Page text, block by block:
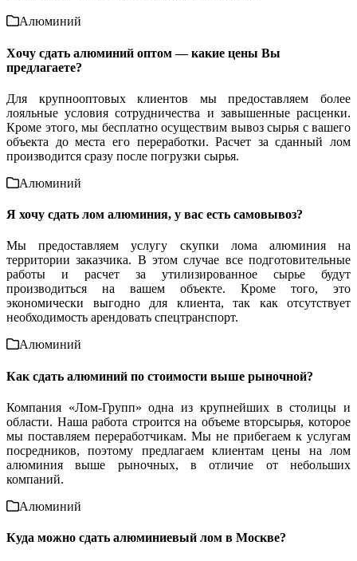
Алюминий
Хочу сдать алюминий оптом — какие цены Вы
предлагаете?
Для крупнооптовых клиентов мы предоставляем более
лояльные условия сотрудничества и завышенные расценки.
Кроме этого, мы бесплатно осуществим вывоз сырья с вашего
объекта до места его переработки. Расчет за сданный лом
производится сразу после погрузки сырья.
Алюминий
Я хочу сдать лом алюминия, у вас есть самовывоз?
Мы предоставляем услугу скупки лома алюминия на
территории заказчика. В этом случае все подготовительные
работы и расчет за утилизированное сырье будут
производиться на вашем объекте. Кроме того, это
экономически выгодно для клиента, так как отсутствует
необходимость арендовать спецтранспорт.
Алюминий
Как сдать алюминий по стоимости выше рыночной?
Компания «‎Лом-Групп» одна из крупнейших в столицы и
области. Наша работа строится на объеме вторсырья, которое
мы поставляем переработчикам. Мы не прибегаем к услугам
посредников, поэтому предлагаем клиентам цены на лом
алюминия выше рыночных, в отличие от небольших
компаний.
Алюминий
Куда можно сдать алюминиевый лом в Москве?